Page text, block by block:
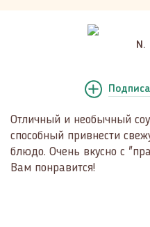
N.
Отличный и необычный
способный привнести
блюдо. Очень вкусно с
Вам понравится!